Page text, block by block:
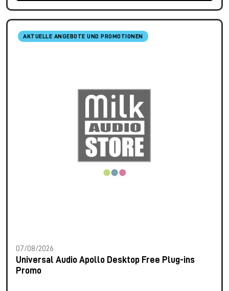
AKTUELLE ANGEBOTE UND PROMOTIONEN
07/08/2026
Universal Audio Apollo Desktop Free Plug-ins
Promo